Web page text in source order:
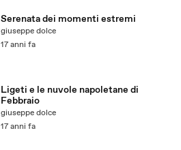
Serenata dei momenti estremi
giuseppe dolce
17 anni fa
Ligeti e le nuvole napoletane di
Febbraio
giuseppe dolce
17 anni fa